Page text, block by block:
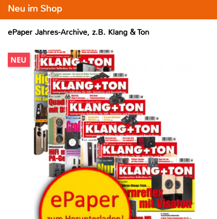
Neu im Shop
ePaper Jahres-Archive, z.B. Klang & Ton